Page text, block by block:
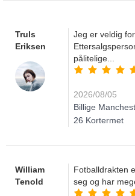
Truls
Eriksen
Jeg er veldig
pålitelige...
2026/08/05
Billige
26 Kortermet
William
Tenold
Fotballdrakten
seg og har